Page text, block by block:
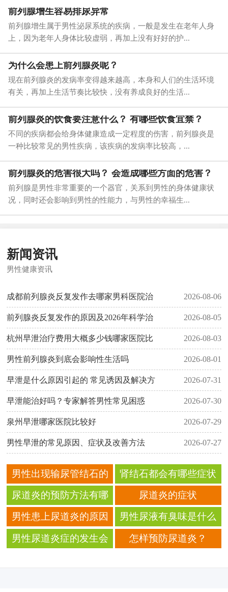
前列腺增生容易排尿异常
前列腺增生属于男性泌尿系统的疾病，一般是发生在老年人身
上，因为老年人身体比较虚弱，再加上没有好好的护...
为什么会患上前列腺炎呢？
现在前列腺炎的发病率变得越来越高，本身和人们的生活环境
有关，再加上生活节奏比较快，没有养成良好的生活...
前列腺炎的饮食要注意什么？ 有哪些饮食宜禁？
不同的疾病都会给身体健康造成一定程度的伤害，前列腺炎是
一种比较常见的男性疾病，该疾病的发病率比较高，...
前列腺炎的危害很大吗？ 会造成哪些方面的危害？
前列腺是男性非常重要的一个器官，关系到男性的身体健康状
况，同时还会影响到男性的性能力，与男性的幸福生...
新闻资讯
男性健康资讯
成都前列腺炎反复发作去哪家男科医院治 2026-08-06
前列腺炎反复发作的原因及2026年科学治 2026-08-05
杭州早泄治疗费用大概多少钱哪家医院比 2026-08-03
男性前列腺炎到底会影响性生活吗 2026-08-01
早泄是什么原因引起的 常见诱因及解决方 2026-07-31
早泄能治好吗？专家解答男性常见困惑 2026-07-30
泉州早泄哪家医院比较好 2026-07-29
男性早泄的常见原因、症状及改善方法 2026-07-27
男性出现输尿管结石的
症状有哪些
肾结石都会有哪些症状
表现呢
尿道炎的预防方法有哪
些呢
尿道炎的症状
男性患上尿道炎的原因
有哪些呢
男性尿液有臭味是什么
原因呢
男性尿道炎症的发生会
怎样预防尿道炎？